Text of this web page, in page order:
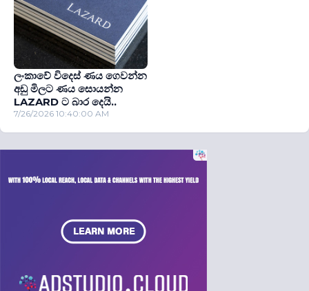
ලංකාවේ විදෙස් ණය ගෙවන්න
අඩු මිලට ණය සොයන්න
LAZARD ට බාර දෙයි..
7/26/2026 10:40:00 AM